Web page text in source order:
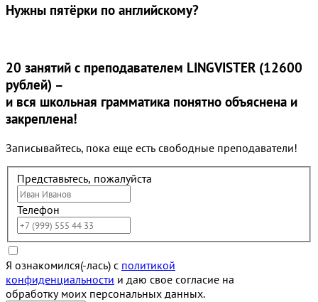
Нужны пятёрки по английскому?
20 занятий с преподавателем LINGVISTER (12600
рублей) –
и вся школьная грамматика понятно объяснена и
закреплена!
Записывайтесь, пока еще есть свободные преподаватели!
Представьтесь, пожалуйста
Телефон
Я ознакомился(-лась) с политикой
конфиденциальности и даю свое согласие на
обработку моих персональных данных.